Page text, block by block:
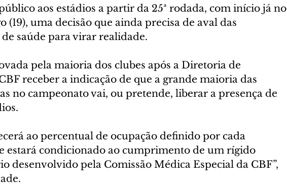
aos estádios a partir da 25ª rodada, com início já no
uma decisão que ainda precisa de aval das
de saúde para virar realidade.
pela maioria dos clubes após a Diretoria de
receber a indicação de que a grande maioria das
no campeonato vai, ou pretende, liberar a presença de
ao percentual de ocupação definido por cada
estará condicionado ao cumprimento de um rígido
desenvolvido pela Comissão Médica Especial da CBF”,